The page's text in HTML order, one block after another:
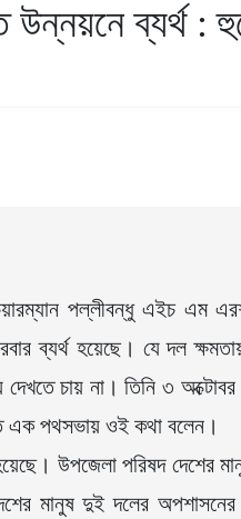
উন্নয়নে ব্যর্থ :
পল্লীবন্ধু এইচ এম
ব্যর্থ হয়েছে। যে দল
চায় না। তিনি ৩ অক্টোবর
এক পথসভায় ওই কথা বলেন।
উপজেলা পরিষদ দেশের
মানুষ দুই দলের অপশাসনের